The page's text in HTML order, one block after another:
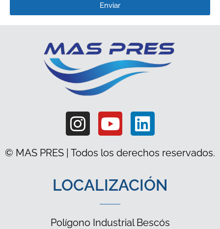
Enviar
© MAS PRES | Todos los derechos reservados.
LOCALIZACIÓN
Polígono Industrial Bescós